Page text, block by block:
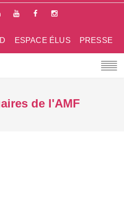
PRESSE
ESPACE ÉLUS
de l'AMF